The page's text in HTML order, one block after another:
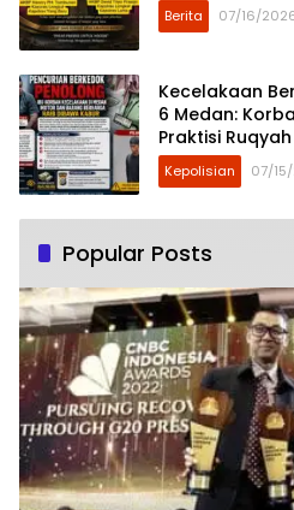
Berita 07/16/
Kecelakaan
6 Medan:
Praktisi
Kepolisian 07/
Popular Posts